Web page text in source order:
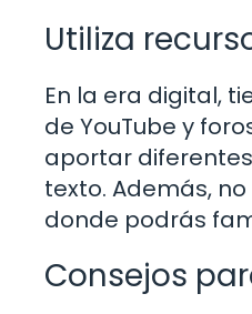
Utiliza
En la era digital,
de YouTube y
aportar
texto. Además,
donde podrás
Consejos